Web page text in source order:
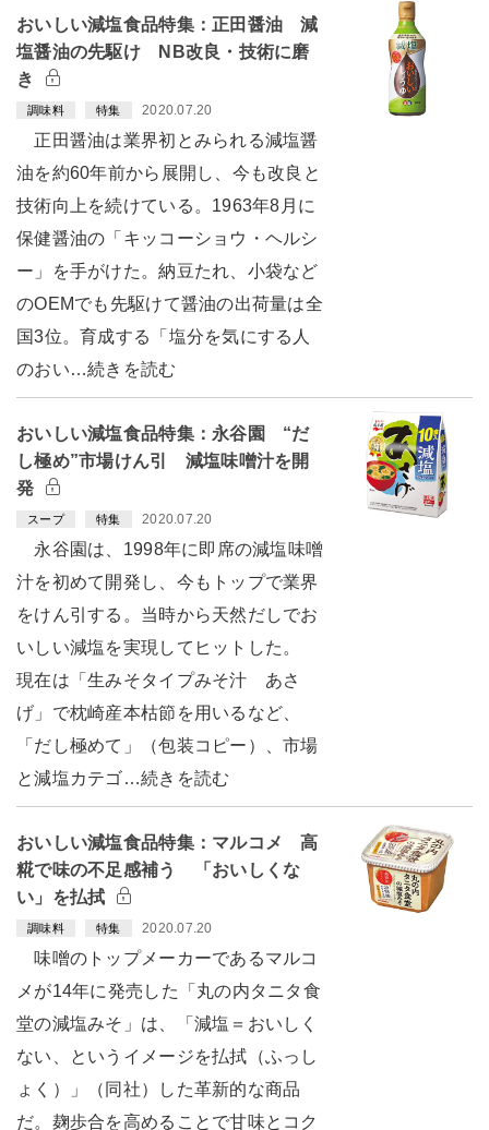
おいしい減塩食品特集：正田醤油 減
塩醤油の先駆け NB改良・技術に磨
き
調味料 特集 2020.07.20
正田醤油は業界初とみられる減塩醤
油を約60年前から展開し、今も改良と
技術向上を続けている。1963年8月に
保健醤油の「キッコーショウ・ヘルシ
ー」を手がけた。納豆たれ、小袋など
のOEMでも先駆けて醤油の出荷量は全
国3位。育成する「塩分を気にする人
のおい…続きを読む
おいしい減塩食品特集：永谷園 “だ
し極め”市場けん引 減塩味噌汁を開
発
スープ 特集 2020.07.20
永谷園は、1998年に即席の減塩味噌
汁を初めて開発し、今もトップで業界
をけん引する。当時から天然だしでお
いしい減塩を実現してヒットした。
現在は「生みそタイプみそ汁 あさ
げ」で枕崎産本枯節を用いるなど、
「だし極めて」（包装コピー）、市場
と減塩カテゴ…続きを読む
おいしい減塩食品特集：マルコメ 高
糀で味の不足感補う 「おいしくな
い」を払拭
調味料 特集 2020.07.20
味噌のトップメーカーであるマルコ
メが14年に発売した「丸の内タニタ食
堂の減塩みそ」は、「減塩＝おいしく
ない、というイメージを払拭（ふっし
ょく）」（同社）した革新的な商品
だ。麹歩合を高めることで甘味とコク